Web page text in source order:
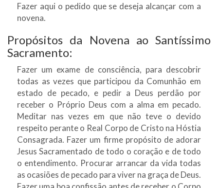
Fazer aqui o pedido que se deseja alcançar com a
novena.
Propósitos da Novena ao Santíssimo
Sacramento:
Fazer um exame de consciência, para descobrir
todas as vezes que participou da Comunhão em
estado de pecado, e pedir a Deus perdão por
receber o Próprio Deus com a alma em pecado.
Meditar nas vezes em que não teve o devido
respeito perante o Real Corpo de Cristo na Hóstia
Consagrada. Fazer um firme propósito de adorar
Jesus Sacramentado de todo o coração e de todo
o entendimento. Procurar arrancar da vida todas
as ocasiões de pecado para viver na graça de Deus.